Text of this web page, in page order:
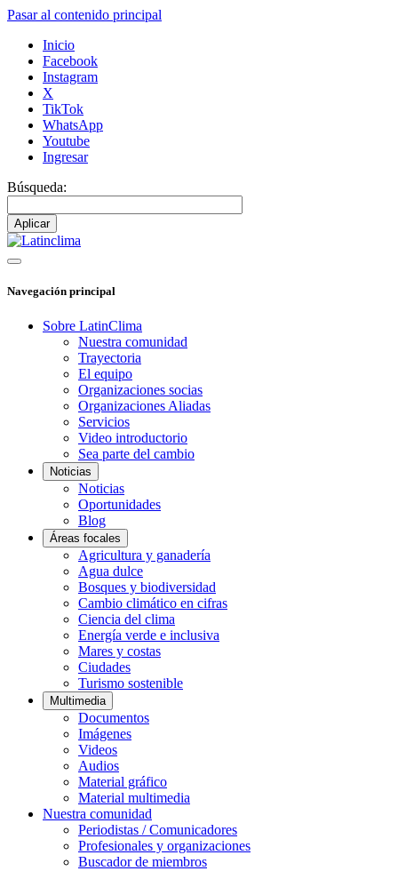
Pasar al contenido principal
Inicio
Facebook
Instagram
X
TikTok
WhatsApp
Youtube
Ingresar
Búsqueda:
Navegación principal
Sobre LatinClima
Nuestra comunidad
Trayectoria
El equipo
Organizaciones socias
Organizaciones Aliadas
Servicios
Video introductorio
Sea parte del cambio
Noticias
Noticias
Oportunidades
Blog
Áreas focales
Agricultura y ganadería
Agua dulce
Bosques y biodiversidad
Cambio climático en cifras
Ciencia del clima
Energía verde e inclusiva
Mares y costas
Ciudades
Turismo sostenible
Multimedia
Documentos
Imágenes
Videos
Audios
Material gráfico
Material multimedia
Nuestra comunidad
Periodistas / Comunicadores
Profesionales y organizaciones
Buscador de miembros